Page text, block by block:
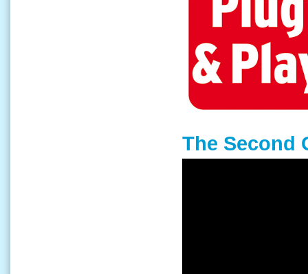
The Second